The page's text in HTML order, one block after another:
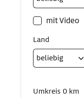
mit Video
Land
Umkreis 0 km